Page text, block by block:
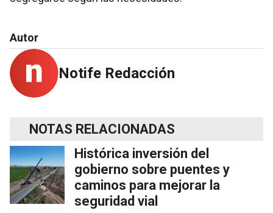
Autor
Notife Redacción
NOTAS RELACIONADAS
Histórica inversión del
gobierno sobre puentes y
caminos para mejorar la
seguridad vial